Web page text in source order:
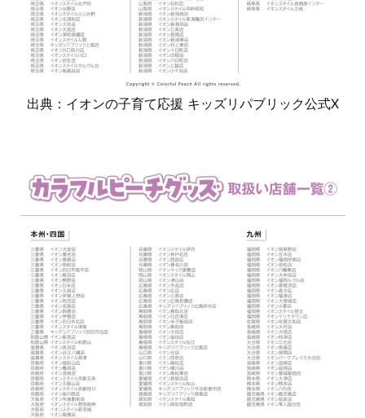
出典：イオンの子育て応援 キッズリパブリック公式X